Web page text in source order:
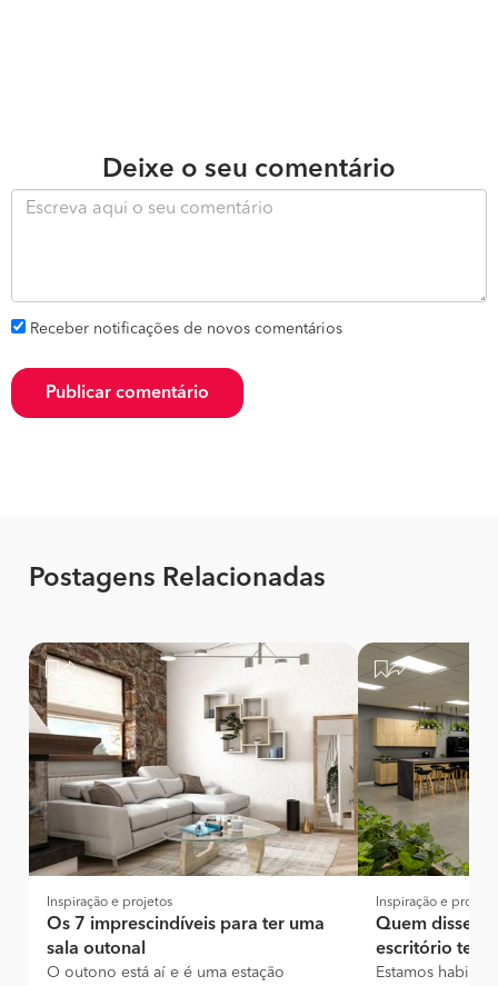
Deixe o seu comentário
Receber notificações de novos comentários
Publicar comentário
Postagens Relacionadas
Inspiração e projetos
Os 7 imprescindíveis para ter uma
sala outonal
O outono está aí e é uma estação
Inspiração e
Quem disse
escritório tem
Estamos